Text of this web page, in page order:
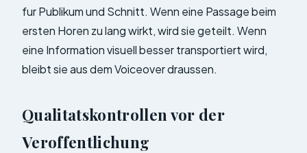
fur Publikum und Schnitt. Wenn eine Passage beim
ersten Horen zu lang wirkt, wird sie geteilt. Wenn
eine Information visuell besser transportiert wird,
bleibt sie aus dem Voiceover draussen.
Qualitatskontrollen vor der
Veroffentlichung